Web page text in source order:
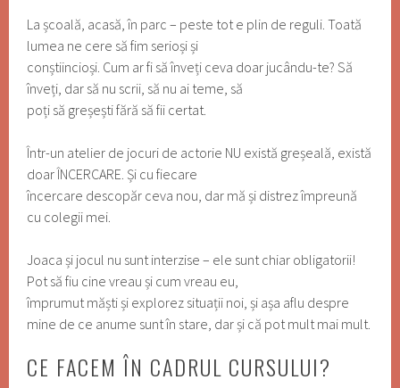
La școală, acasă, în parc – peste tot e plin de reguli. Toată
lumea ne cere să fim serioși și
conștiincioși. Cum ar fi să înveți ceva doar jucându-te? Să
înveți, dar să nu scrii, să nu ai teme, să
poți să greșești fără să fii certat.
Într-un atelier de jocuri de actorie NU există greșeală, există
doar ÎNCERCARE. Și cu fiecare
încercare descopăr ceva nou, dar mă și distrez împreună
cu colegii mei.
Joaca și jocul nu sunt interzise – ele sunt chiar obligatorii!
Pot să fiu cine vreau și cum vreau eu,
împrumut măști și explorez situații noi, și așa aflu despre
mine de ce anume sunt în stare, dar și că pot mult mai mult.
CE FACEM ÎN CADRUL CURSULUI?